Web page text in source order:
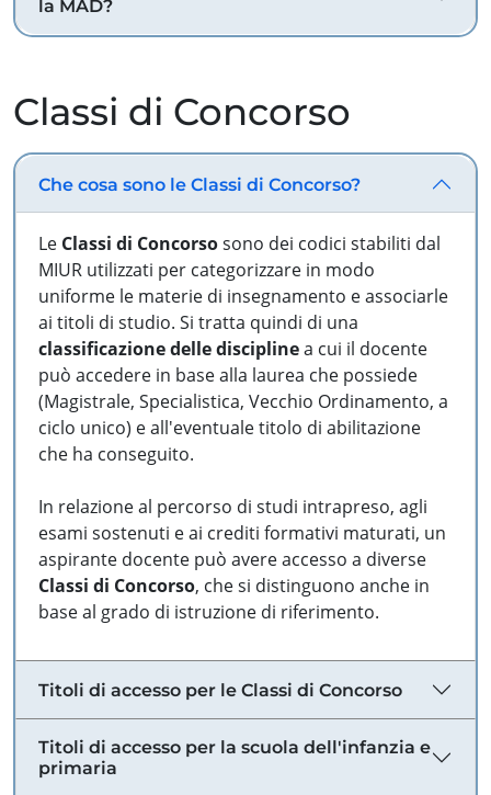
la MAD?
Classi di Concorso
Che cosa sono le Classi di Concorso?
Le Classi di Concorsosono dei codici stabiliti dal
MIUR utilizzati per categorizzare in modo
uniforme le materie di insegnamento e associarle
ai titoli di studio. Si tratta quindi di una
classificazione delle disciplinea cui il docente
può accedere in base alla laurea che possiede
(Magistrale, Specialistica, Vecchio Ordinamento, a
ciclo unico) e all'eventuale titolo di abilitazione
che ha conseguito.
In relazione al percorso di studi intrapreso, agli
esami sostenuti e ai crediti formativi maturati, un
aspirante docente può avere accesso a diverse
Classi di Concorso, che si distinguono anche in
base al grado di istruzione di riferimento.
Titoli di accesso per le Classi di Concorso
Titoli di accesso per la scuola dell'infanzia e
primaria